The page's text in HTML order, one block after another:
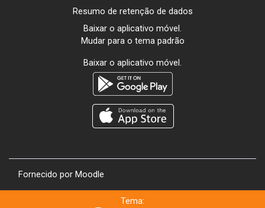
Resumo de retenção de dados
Baixar o aplicativo móvel.
Mudar para o tema padrão
Baixar o aplicativo móvel.
Fornecido por Moodle
Tema: